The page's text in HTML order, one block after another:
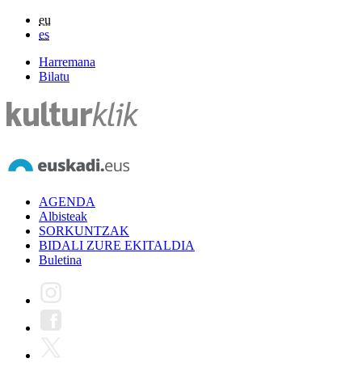
eu
es
Harremana
Bilatu
AGENDA
Albisteak
SORKUNTZAK
BIDALI ZURE EKITALDIA
Buletina